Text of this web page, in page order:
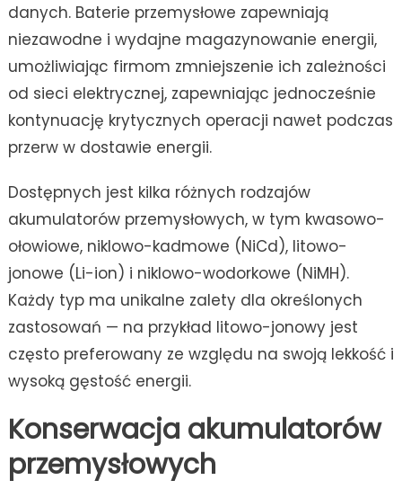
danych. Baterie przemysłowe zapewniają
niezawodne i wydajne magazynowanie energii,
umożliwiając firmom zmniejszenie ich zależności
od sieci elektrycznej, zapewniając jednocześnie
kontynuację krytycznych operacji nawet podczas
przerw w dostawie energii.
Dostępnych jest kilka różnych rodzajów
akumulatorów przemysłowych, w tym kwasowo-
ołowiowe, niklowo-kadmowe (NiCd), litowo-
jonowe (Li-ion) i niklowo-wodorkowe (NiMH).
Każdy typ ma unikalne zalety dla określonych
zastosowań — na przykład litowo-jonowy jest
często preferowany ze względu na swoją lekkość i
wysoką gęstość energii.
Konserwacja akumulatorów
przemysłowych